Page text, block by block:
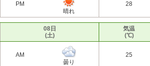
PM
晴れ
28
08日
(土)
気温
(℃)
AM
曇り
25